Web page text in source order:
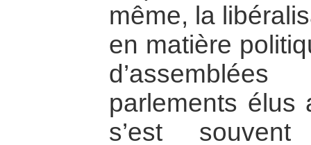
même, la
en matière
parlements élus
s’est